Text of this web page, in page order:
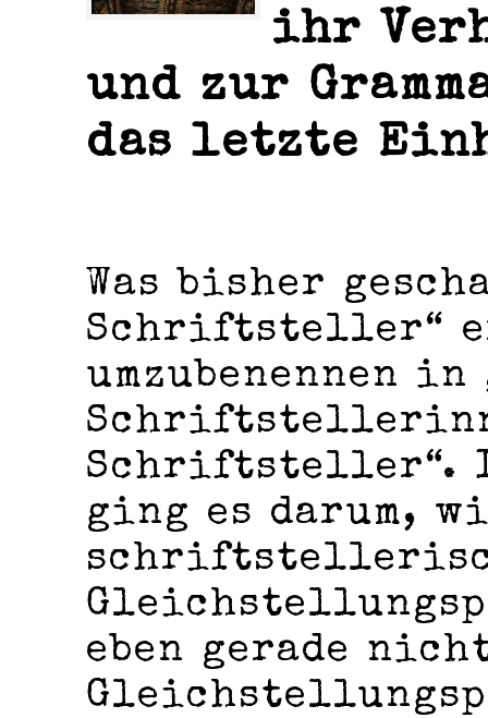
ihr
und zur
das letzte
Was bisher
Schriftsteller“
umzubenennen in
Schriftsteller“.
ging es darum,
eben gerade